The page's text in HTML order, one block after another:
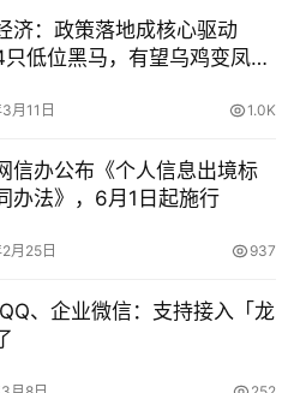
济：政策落地成核心驱动
只低位黑马，有望乌鸡变凤
月11日 1.0K
信办公布《个人信息出境标
办法》，6月1日起施行
月25日 937
、企业微信：支持接入「龙